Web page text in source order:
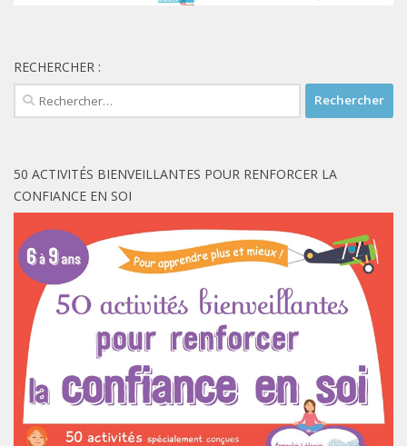
RECHERCHER :
Rechercher :
50 ACTIVITÉS BIENVEILLANTES POUR RENFORCER LA
CONFIANCE EN SOI